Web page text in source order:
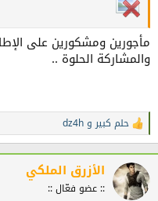
مأجورين ومشكورين على
والمشاركة الحلوة ..
ا
ل
ت
ف
ا
ع
حلم كبير و dz4h
الأزرق الملكي
:: عضو فعّال ::